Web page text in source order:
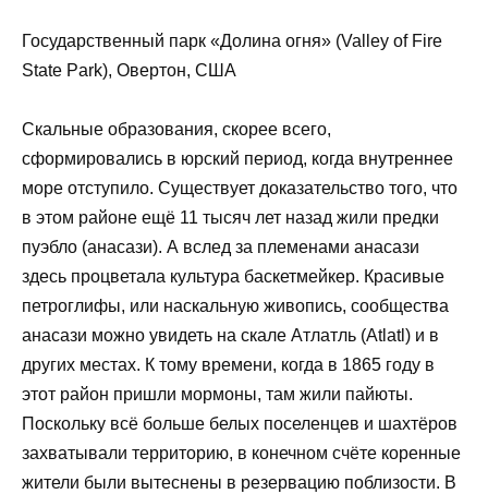
Государственный парк «Долина огня» (Valley of Fire
State Park), Овертон, США
Скальные образования, скорее всего,
сформировались в юрский период, когда внутреннее
море отступило. Существует доказательство того, что
в этом районе ещё 11 тысяч лет назад жили предки
пуэбло (анасази). А вслед за племенами анасази
здесь процветала культура баскетмейкер. Красивые
петроглифы, или наскальную живопись, сообщества
анасази можно увидеть на скале Атлатль (Atlatl) и в
других местах. К тому времени, когда в 1865 году в
этот район пришли мормоны, там жили пайюты.
Поскольку всё больше белых поселенцев и шахтёров
захватывали территорию, в конечном счёте коренные
жители были вытеснены в резервацию поблизости. В